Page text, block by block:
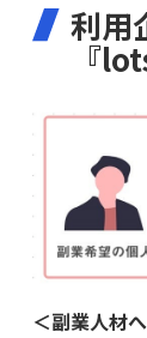
利用
『
＜副業人材